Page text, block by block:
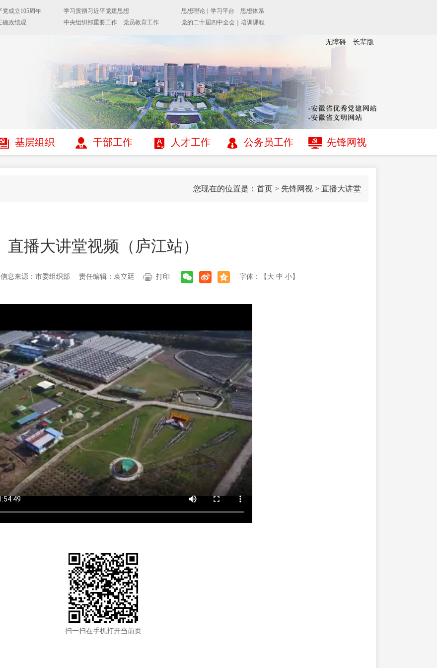
无障碍 长辈版
基层组织 干部工作 人才工作 公务员工作 先锋网视
您现在的位置是： 首页 > 先锋网视 > 直播大讲堂
直播大讲堂视频（庐江站）
信息来源：市委组织部 责任编辑：袁立廷 打印 字体：【 大 中 小】
扫一扫在手机打开当前页